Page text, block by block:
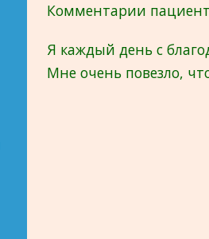
Комментарии
Я каждый день с
Мне очень повезло,